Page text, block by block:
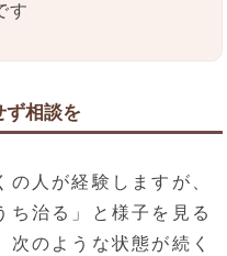
す
ず相談を
人が経験しますが、
ち治る」と様子を見る
のような状態が続く